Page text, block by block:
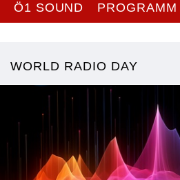
Ö1 SOUND PROGRAMM
WORLD RADIO DAY